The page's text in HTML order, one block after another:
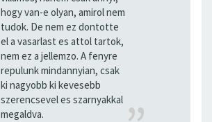
hogy van-e olyan, amirol nem
tudok. De nem ez dontotte
el a vasarlast es attol tartok,
nem ez a jellemzo. A fenyre
repulunk mindannyian, csak
ki nagyobb ki kevesebb
szerencsevel es szarnyakkal
megaldva.